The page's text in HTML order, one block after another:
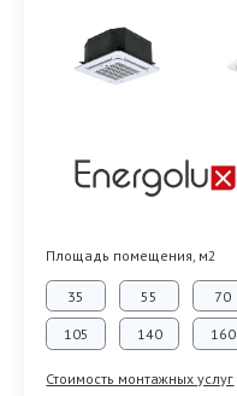
Площадь помещения, м2
35 55 70
105 140 160
Стоимость монтажных услуг